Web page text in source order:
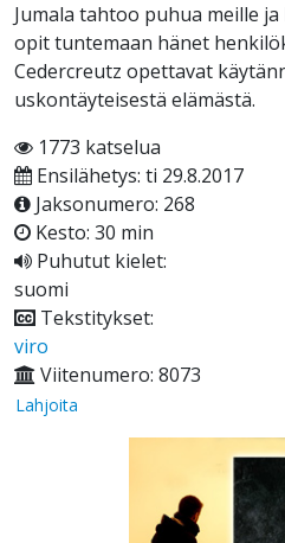
Jumala tahtoo puhua meille
opit tuntemaan hänet
Cedercreutz opettavat
uskontäyteisestä elämästä.
1773 katselua
Ensilähetys: ti 29.8.2017
Jaksonumero: 268
Kesto: 30 min
Puhutut kielet:
suomi
Tekstitykset:
viro
Viitenumero: 8073
Lahjoita